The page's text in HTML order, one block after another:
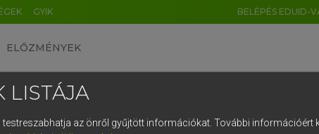
GYIK BELÉPÉS EDUID-
ELŐZMÉNYEK
LISTÁJA
testreszabhatja az önről gyűjtött információkat. További információért